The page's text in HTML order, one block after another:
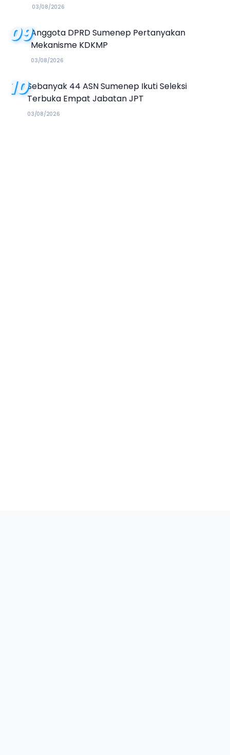
03/08/2026
09Anggota DPRD Sumenep Pertanyakan
Mekanisme KDKMP
03/08/2026
10Sebanyak 44 ASN Sumenep Ikuti Seleksi
Terbuka Empat Jabatan JPT
03/08/2026